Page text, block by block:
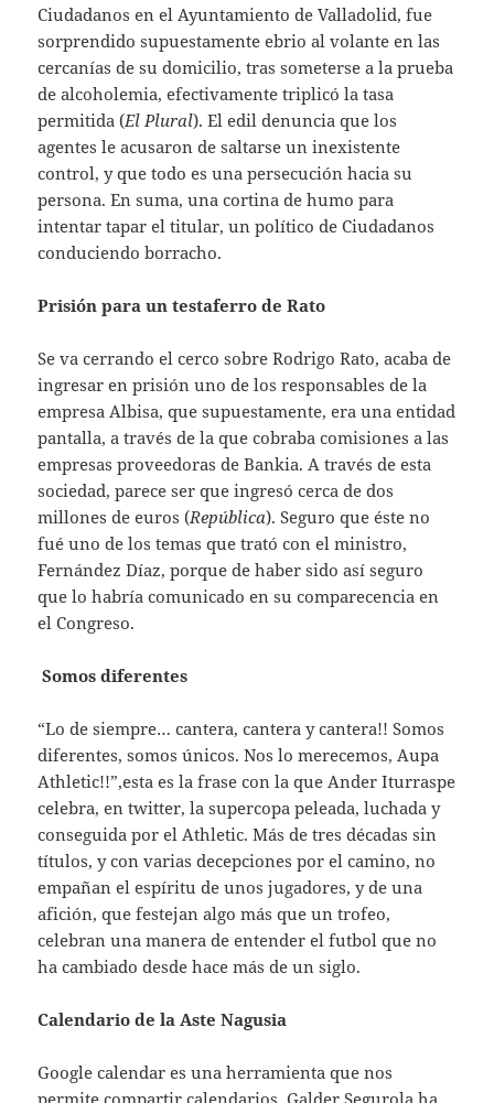
Ciudadanos en el Ayuntamiento de Valladolid, fue
sorprendido supuestamente ebrio al volante en las
cercanías de su domicilio, tras someterse a la prueba
de alcoholemia, efectivamente triplicó la tasa
permitida (El Plural). El edil denuncia que los
agentes le acusaron de saltarse un inexistente
control, y que todo es una persecución hacia su
persona. En suma, una cortina de humo para
intentar tapar el titular, un político de Ciudadanos
conduciendo borracho.
Prisión para un testaferro de Rato
Se va cerrando el cerco sobre Rodrigo Rato, acaba de
ingresar en prisión uno de los responsables de la
empresa Albisa, que supuestamente, era una entidad
pantalla, a través de la que cobraba comisiones a las
empresas proveedoras de Bankia. A través de esta
sociedad, parece ser que ingresó cerca de dos
millones de euros (República). Seguro que éste no
fué uno de los temas que trató con el ministro,
Fernández Díaz, porque de haber sido así seguro
que lo habría comunicado en su comparecencia en
el Congreso.
Somos diferentes
“Lo de siempre… cantera, cantera y cantera!! Somos
diferentes, somos únicos. Nos lo merecemos, Aupa
Athletic!!”,esta es la frase con la que Ander Iturraspe
celebra, en twitter, la supercopa peleada, luchada y
conseguida por el Athletic. Más de tres décadas sin
títulos, y con varias decepciones por el camino, no
empañan el espíritu de unos jugadores, y de una
afición, que festejan algo más que un trofeo,
celebran una manera de entender el futbol que no
ha cambiado desde hace más de un siglo.
Calendario de la Aste Nagusia
Google calendar es una herramienta que nos
permite compartir calendarios, Galder Segurola ha